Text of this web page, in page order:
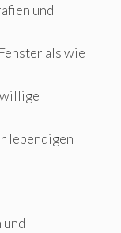
und
als wie
lebendigen
und